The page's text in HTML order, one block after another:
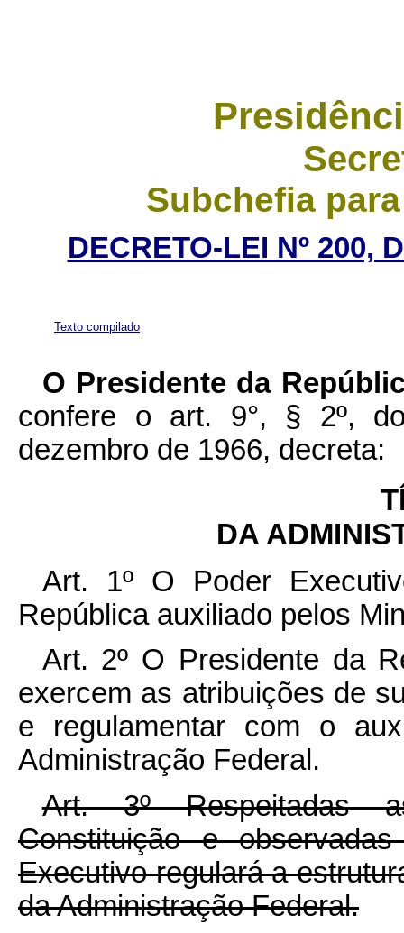
Subchefia
DECRETO-LEI Nº 200,
Texto compilado
O Presidente da
confere o art. 9°, § 2º,
dezembro de 1966, decreta:
DA
Art. 1º O Poder
República auxiliado pelos
Art. 2º O Presidente da
exercem as atribuições de
e regulamentar com o
Administração Federal.
Art. 3º Respeitadas
Constituição e
Executivo regulará a
da Administração Federal.